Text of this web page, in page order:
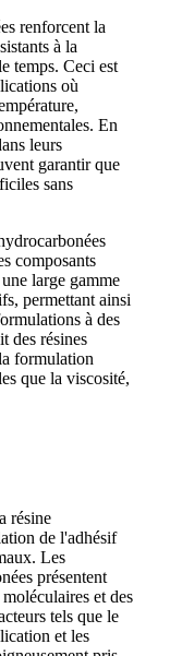
renforcent la
à la
temps. Ceci est
où
En
leurs
garantir que
sans
composants
large gamme
permettant ainsi
à des
des résines
formulation
que la viscosité,
résine
de l'adhésif
Les
présentent
et des
tels que le
et les